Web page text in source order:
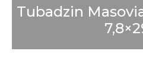
Tubadzin